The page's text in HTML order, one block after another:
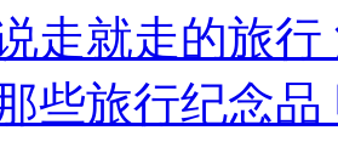
走就走的旅
些旅行纪念